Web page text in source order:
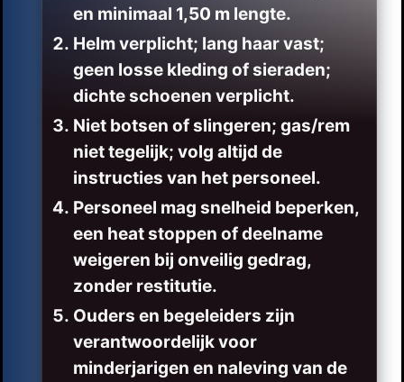
en minimaal 1,50 m lengte.
Helm verplicht; lang haar vast;
geen losse kleding of sieraden;
dichte schoenen verplicht.
Niet botsen of slingeren; gas/rem
niet tegelijk; volg altijd de
instructies van het personeel.
Personeel mag snelheid beperken,
een heat stoppen of deelname
weigeren bij onveilig gedrag,
zonder restitutie.
Ouders en begeleiders zijn
verantwoordelijk voor
minderjarigen en naleving van de